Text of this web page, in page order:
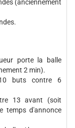
(anciennement
porte la balle
2 min).
buts contre 6
13 avant (soit
temps d'annonce